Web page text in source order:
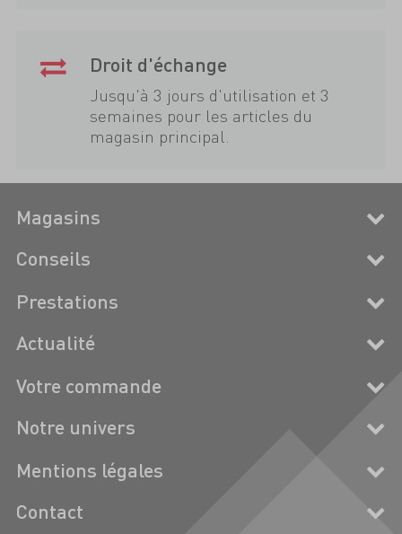
Droit d'échange
Jusqu'à 3 jours d'utilisation et 3
semaines pour les articles du
magasin principal.
Magasins
Conseils
Prestations
Actualité
Votre commande
Notre univers
Mentions légales
Contact